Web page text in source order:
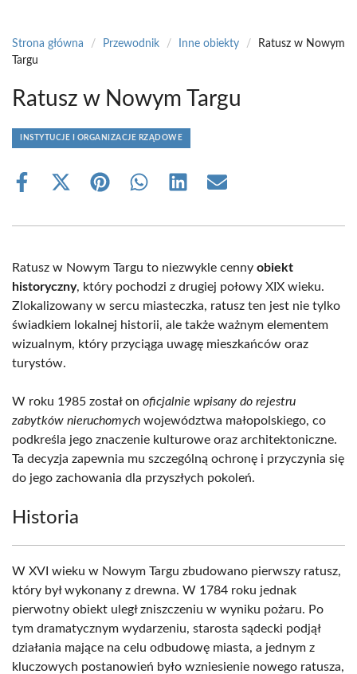
Strona główna / Przewodnik / Inne obiekty /
Ratusz w Nowym
Targu
Ratusz w Nowym Targu
INSTYTUCJE I ORGANIZACJE RZĄDOWE
Share
Share
(Twitter)
Share Share Share Share
Ratusz w Nowym Targu to niezwykle cenny obiekt
historyczny, który pochodzi z drugiej połowy XIX wieku.
Zlokalizowany w sercu miasteczka, ratusz ten jest nie tylko
świadkiem lokalnej historii, ale także ważnym elementem
wizualnym, który przyciąga uwagę mieszkańców oraz
turystów.
W roku 1985 został on oficjalnie wpisany do rejestru
zabytków nieruchomych województwa małopolskiego, co
podkreśla jego znaczenie kulturowe oraz architektoniczne.
Ta decyzja zapewnia mu szczególną ochronę i przyczynia się
do jego zachowania dla przyszłych pokoleń.
Historia
W XVI wieku w Nowym Targu zbudowano pierwszy ratusz,
który był wykonany z drewna. W 1784 roku jednak
pierwotny obiekt uległ zniszczeniu w wyniku pożaru. Po
tym dramatycznym wydarzeniu, starosta sądecki podjął
działania mające na celu odbudowę miasta, a jednym z
kluczowych postanowień było wzniesienie nowego ratusza,